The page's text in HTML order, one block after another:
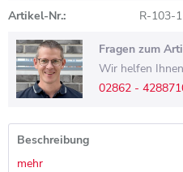
Artikel-Nr.: R-103-
Fragen zum
Wir helfen
02862 -
Beschreibung
mehr